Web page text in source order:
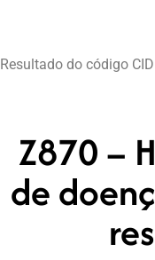
Resultado do código CID
Z870 –
de